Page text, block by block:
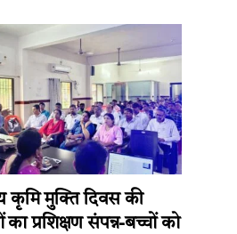
कृमि मुक्ति दिवस की
का प्रशिक्षण संपन्न-बच्चों को